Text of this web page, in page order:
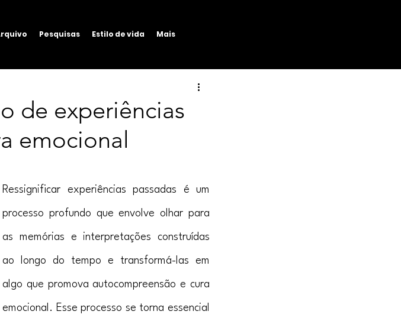
Pesquisas Estilo de vida Mais
de experiências
emocional
Ressignificar experiências passadas é um
processo profundo que envolve olhar para
as memórias e interpretações construídas
ao longo do tempo e transformá-las em
algo que promova autocompreensão e cura
emocional. Esse processo se torna essencial